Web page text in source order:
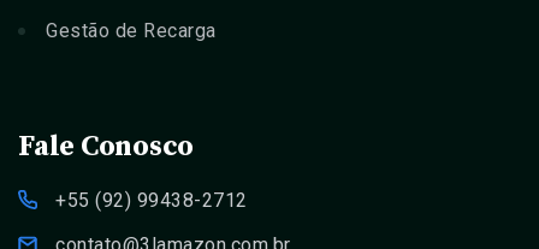
Gestão de Recarga
Fale Conosco
+55 (92) 99438-2712